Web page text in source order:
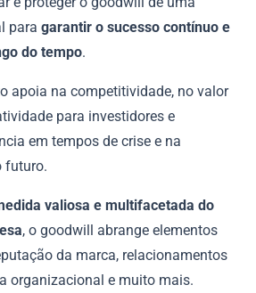
para garantir o sucesso contínuo e
do tempo.
apoia na competitividade, no valor
para investidores e
em tempos de crise e na
futuro.
valiosa e multifacetada do
, o goodwill abrange elementos
da marca, relacionamentos
organizacional e muito mais.